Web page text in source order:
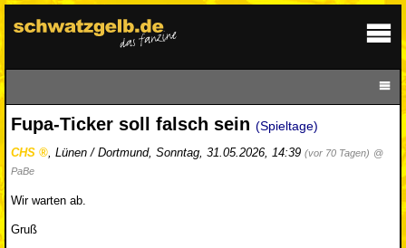
Fupa-Ticker soll falsch sein (Spieltage)
CHS , Lünen / Dortmund, Sonntag, 31.05.2026, 14:39 (vor 70 Tagen) @
PaBe
Wir warten ab.
Gruß